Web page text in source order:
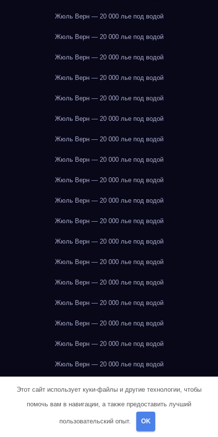
Жюль Верн — 20 000 лье под водой
Жюль Верн — 20 000 лье под водой
Жюль Верн — 20 000 лье под водой
Жюль Верн — 20 000 лье под водой
Жюль Верн — 20 000 лье под водой
Жюль Верн — 20 000 лье под водой
Жюль Верн — 20 000 лье под водой
Жюль Верн — 20 000 лье под водой
Жюль Верн — 20 000 лье под водой
Жюль Верн — 20 000 лье под водой
Жюль Верн — 20 000 лье под водой
Жюль Верн — 20 000 лье под водой
Жюль Верн — 20 000 лье под водой
Жюль Верн — 20 000 лье под водой
Жюль Верн — 20 000 лье под водой
Жюль Верн — 20 000 лье под водой
Жюль Верн — 20 000 лье под водой
Жюль Верн — 20 000 лье под водой
Жюль Верн — 20 000 лье под водой
Жюль Верн — 20 000 лье под водой
Этот сайт использует куки-файлы и другие технологии, чтобы
помочь вам в навигации, а также предоставить лучший
пользовательский опыт. OK